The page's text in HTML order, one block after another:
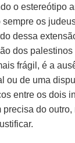
o estereótipo
sempre os
dessa
dos
frágil, é a
ou de uma
entre os dois
precisa do